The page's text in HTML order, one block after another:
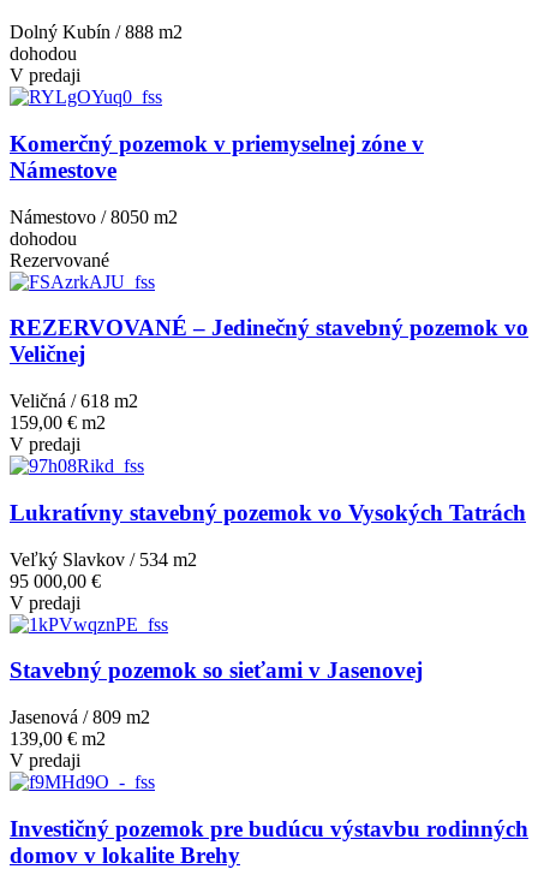
Dolný Kubín / 888 m2
dohodou
V predaji
Komerčný pozemok v priemyselnej zóne v
Námestove
Námestovo / 8050 m2
dohodou
Rezervované
REZERVOVANÉ – Jedinečný stavebný pozemok vo
Veličnej
Veličná / 618 m2
159,00 € m2
V predaji
Lukratívny stavebný pozemok vo Vysokých Tatrách
Veľký Slavkov / 534 m2
95 000,00 €
V predaji
Stavebný pozemok so sieťami v Jasenovej
Jasenová / 809 m2
139,00 € m2
V predaji
Investičný pozemok pre budúcu výstavbu rodinných
domov v lokalite Brehy